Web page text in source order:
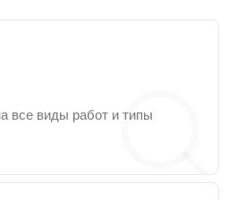
все виды работ и типы